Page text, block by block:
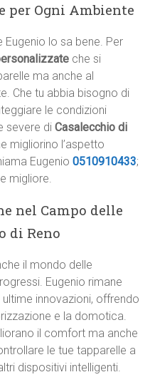
per Ogni Ambiente
Eugenio lo sa bene. Per
che si
ma anche al
Che tu abbia bisogno di
le condizioni
severe diCasalecchio di
migliorino l’aspetto
Eugenio0510910433;
migliore.
nel Campo delle
di Reno
il mondo delle
Eugenio rimane
innovazioni, offrendo
e la domotica.
il comfort ma anche
le tue tapparelle a
dispositivi intelligenti.